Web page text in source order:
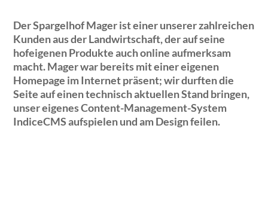
Der Spargelhof Mager ist einer unserer zahlreichen
Kunden aus der Landwirtschaft, der auf seine
hofeigenen Produkte auch online aufmerksam
macht. Mager war bereits mit einer eigenen
Homepage im Internet präsent; wir durften die
Seite auf einen technisch aktuellen Stand bringen,
unser eigenes Content-Management-System
IndiceCMS aufspielen und am Design feilen.